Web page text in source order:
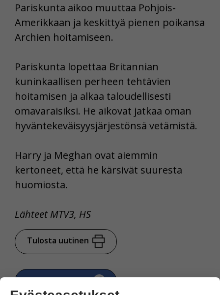
Pariskunta aikoo muuttaa Pohjois-
Amerikkaan ja keskittyä pienen poikansa
Archien hoitamiseen.
Pariskunta lopettaa Britannian
kuninkaallisen perheen tehtävien
hoitamisen ja alkaa taloudellisesti
omavaraisiksi. He aikovat jatkaa oman
hyväntekeväisyysjärjestönsä vetämistä.
Harry ja Meghan ovat aiemmin
kertoneet, että he kärsivät suuresta
huomiosta.
Lähteet MTV3, HS
Tulosta uutinen
Jaa Facebookissa